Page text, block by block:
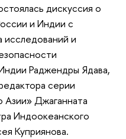
дискуссия о
и Индии с
и
Раджендры Ядава,
серии
Азии» Джаганната
Индоокеанского
Куприянова.